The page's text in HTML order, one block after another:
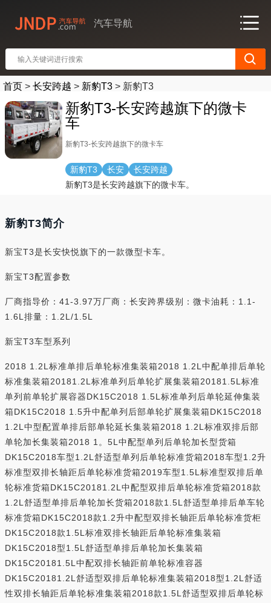
汽车导航
首页 > 长安跨越 > 新豹T3 > 新豹T3
新豹T3-长安跨越旗下的微卡
车
新豹T3-长安跨越旗下的微卡车
新豹T3 长安
长安跨越
新豹T3是长安跨越旗下的微卡车。
新豹T3简介
新宝T3是长安快悦旗下的一款微型卡车。
新宝T3配置参数
厂商指导价：41-3.97万厂商：长安跨界级别：微卡油耗：1.1-
1.6L排量：1.2L/1.5L
新宝T3车型系列
2018 1.2L标准单排后单轮标准集装箱2018 1.2L中配单排后单轮
标准集装箱20181.2L标准单列后单轮扩展集装箱20181.5L标准
单列前单轮扩展容器DK15C2018 1.5L标准单列后单轮延伸集装
箱DK15C2018 1.5升中配单列后部单轮扩展集装箱DK15C2018
1.2L中型配置单排后部单轮延长集装箱2018 1.2L标准双排后部
单轮加长集装箱2018 1。5L中配型单列后单轮加长型货箱
DK15C2018车型1.2L舒适型单列后单轮标准货箱2018车型1.2升
标准型双排长轴距后单轮标准货箱2019车型1.5L标准型双排后单
轮标准货箱DK15C20181.2L中配型双排后单轮标准货箱2018款
1.2L舒适型单排后单轮加长货箱2018款1.5L舒适型单排后单车轮
标准货箱DK15C2018款1.2升中配型双排长轴距后单轮标准货柜
DK15C2018款1.5L标准双排长轴距后单轮标准集装箱
DK15C2018型1.5L舒适型单排后单轮加长集装箱
DK15C20181.5L中配双排长轴距前单轮标准容器
DK15C20181.2L舒适型双排后单轮标准集装箱2018型1.2L舒适
性双排长轴距后单轮标准集装箱2018款1.5L舒适型双排后单轮标